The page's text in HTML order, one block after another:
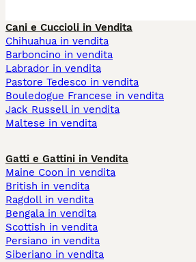
Cani e Cuccioli in Vendita
Chihuahua in vendita
Barboncino in vendita
Labrador in vendita
Pastore Tedesco in vendita
Bouledogue Francese in vendita
Jack Russell in vendita
Maltese in vendita
Gatti e Gattini in Vendita
Maine Coon in vendita
British in vendita
Ragdoll in vendita
Bengala in vendita
Scottish in vendita
Persiano in vendita
Siberiano in vendita